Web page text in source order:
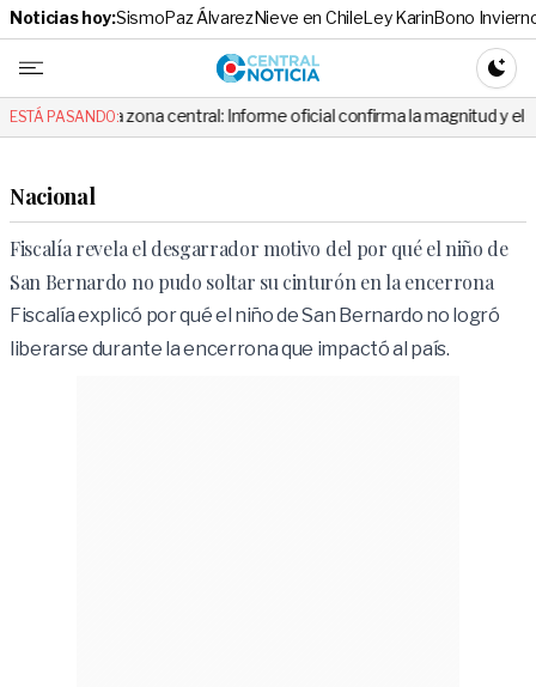
Noticias hoy:SismoPaz ÁlvarezNieve en ChileLey KarinBono
Central
ESTÁ PASANDO:
zona central: Informe oficial confirma la magnitud y el origen del
Nacional
Fiscalía revela el desgarrador motivo del por qué el niño de
San Bernardo no pudo soltar su cinturón en la encerrona
Fiscalía explicó por qué el niño de San Bernardo no logró
liberarse durante la encerrona que impactó al país.